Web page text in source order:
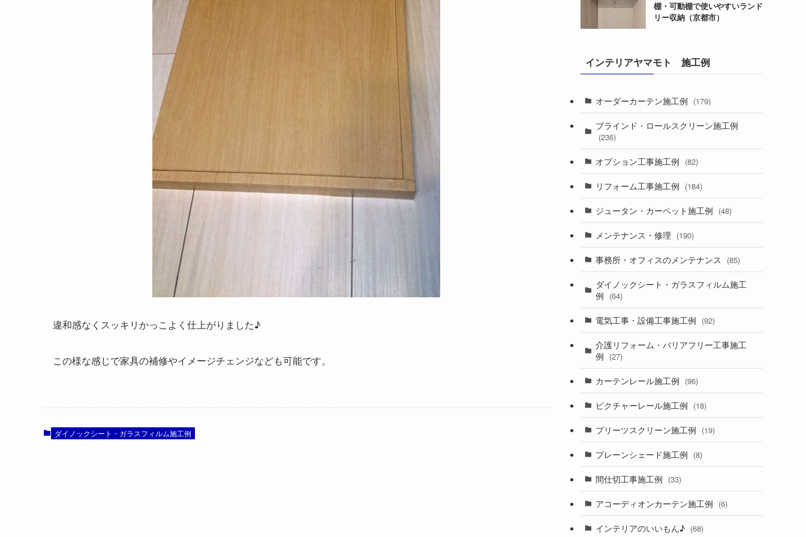
違和感なくスッキリかっこよく仕上がりました♪
この様な感じで家具の補修やイメージチェンジなども可能です。
ダイノックシート・ガラスフィルム施工例
棚・可動棚で使いやすいランド
リー収納（京都市）
インテリアヤマモト 施工例
オーダーカーテン施工例 (179)
ブラインド・ロールスクリーン施工例
(236)
オプション工事施工例 (82)
リフォーム工事施工例 (184)
ジュータン・カーペット施工例 (48)
メンテナンス・修理 (190)
事務所・オフィスのメンテナンス (85)
ダイノックシート・ガラスフィルム施工
例 (64)
電気工事・設備工事施工例 (92)
介護リフォーム・バリアフリー工事施工
例 (27)
カーテンレール施工例 (96)
ピクチャーレール施工例 (18)
プリーツスクリーン施工例 (19)
プレーンシェード施工例 (8)
間仕切工事施工例 (33)
アコーディオンカーテン施工例 (6)
インテリアのいいもん♪ (68)